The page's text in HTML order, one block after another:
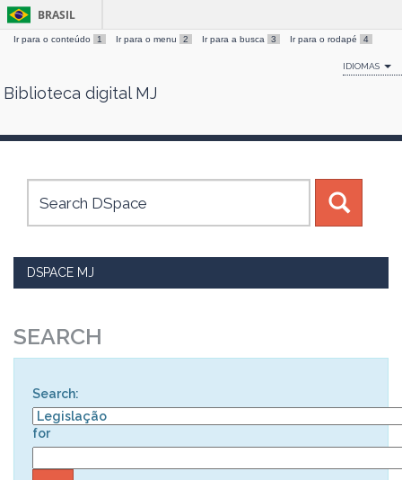
Skip
BRASIL
Ir para o conteúdo 1 Ir para o menu 2 Ir para a busca 3 Ir para o rodapé 4
IDIOMAS
Biblioteca digital MJ
DSPACE MJ
SEARCH
Search:
for